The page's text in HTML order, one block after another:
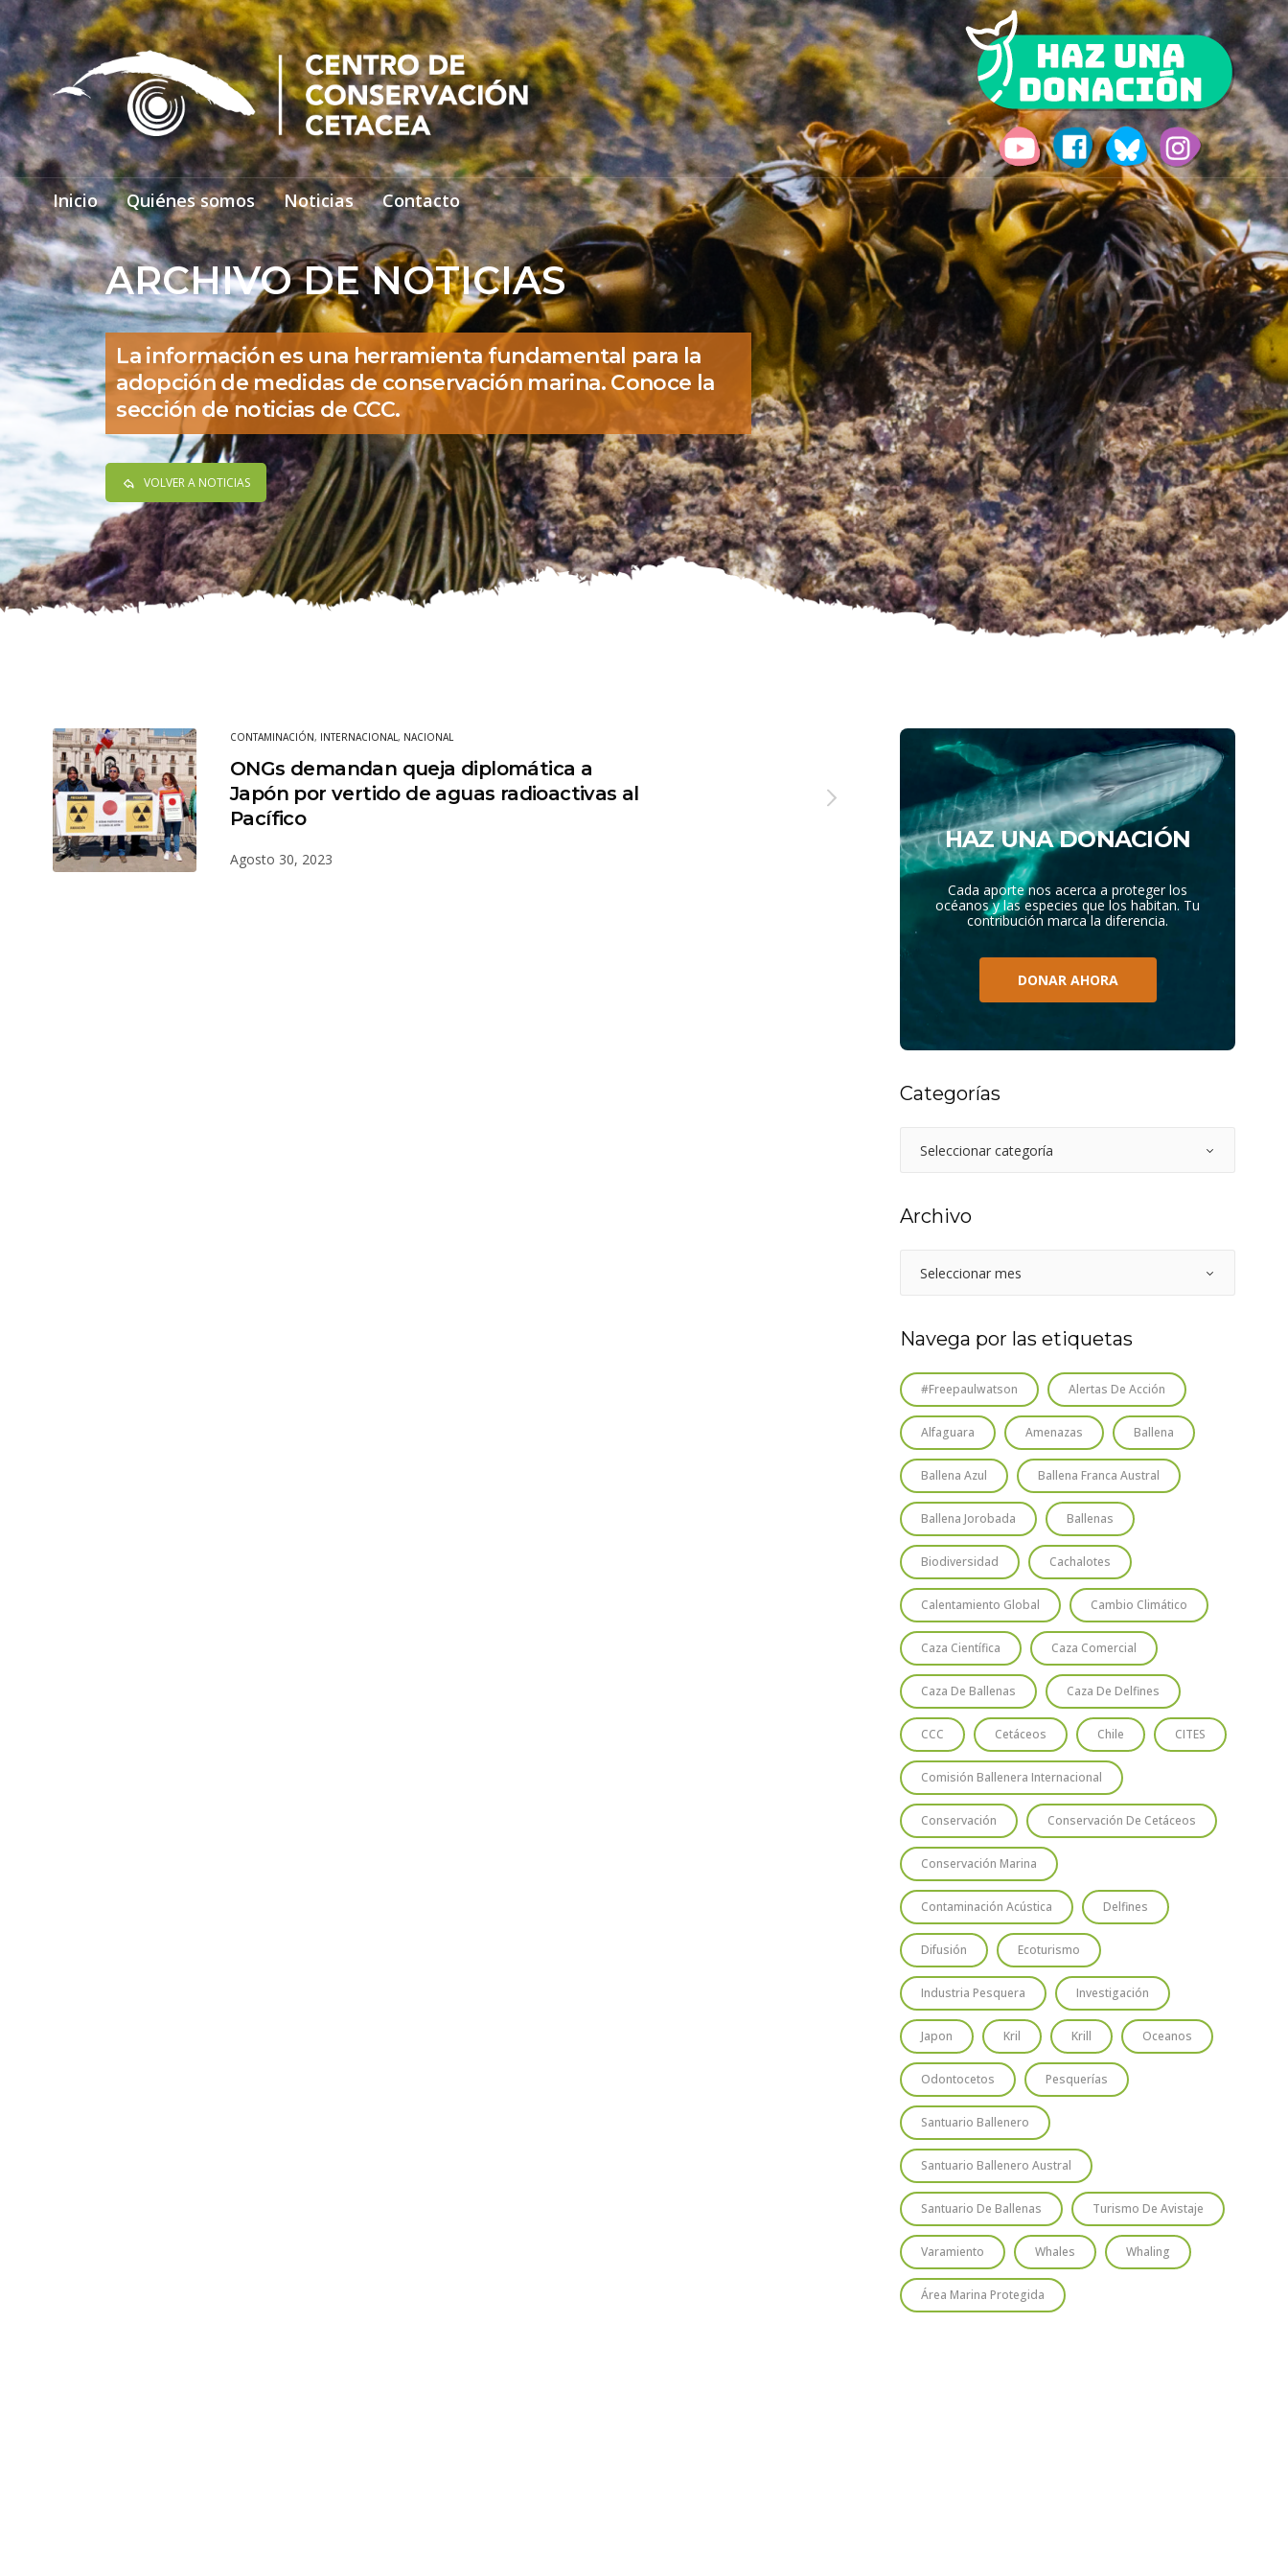
ARCHIVO DE NOTICIAS
La información es una herramienta fundamental para la
adopción de medidas de conservación marina. Conoce la
sección de noticias de CCC.
VOLVER A NOTICIAS
Inicio Quiénes somos Noticias Contacto
CONTAMINACIÓN, INTERNACIONAL, NACIONAL
ONGs demandan queja diplomática a
Japón por vertido de aguas radioactivas al
Pacífico
Agosto 30, 2023
HAZ UNA DONACIÓN
Cada aporte nos acerca a proteger los
océanos y las especies que los habitan. Tu
contribución marca la diferencia.
DONAR AHORA
Categorías
Archivo
Navega por las etiquetas
#freepaulwatson Alertas De Acción
Alfaguara Amenazas Ballena
Ballena Azul Ballena Franca Austral
Ballena Jorobada Ballenas
Biodiversidad Cachalotes
Calentamiento Global Cambio Climático
Caza Científica Caza Comercial
Caza De Ballenas Caza De Delfines
CCC Cetáceos Chile CITES
Comisión Ballenera Internacional
Conservación Conservación De Cetáceos
Conservación Marina
Contaminación Acústica Delfines
Difusión Ecoturismo
Industria Pesquera Investigación
Japon Kril Krill Oceanos
Odontocetos Pesquerías
Santuario Ballenero
Santuario Ballenero Austral
Santuario De Ballenas Turismo De Avistaje
Varamiento Whales Whaling
Área Marina Protegida